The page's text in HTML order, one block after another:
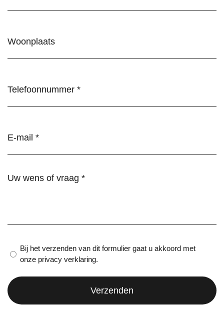
(Vereist)
mail
Wens
Privacy
verklaring
Bij het verzenden van dit formulier gaat u akkoord met
onze privacy verklaring.